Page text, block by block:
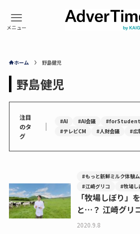
ホーム 野島健児
野島健児
注目
のタ
グ
｜ #AI #AI会議
#テレビCM
#人財会議 #広
#もっと新鮮ミルク体験
#江崎グリコ
#牧場し
「牧場しぼり」
と…？ 江崎グリ
2020.9.8